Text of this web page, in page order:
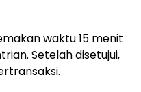
waktu 15 menit
Setelah disetujui,